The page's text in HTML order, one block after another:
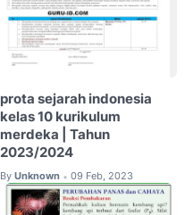
prota sejarah indonesia
kelas 10 kurikulum
merdeka | Tahun
2023/2024
By Unknown • 09 Feb, 2023